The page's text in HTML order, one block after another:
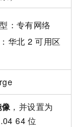
：专有网络
华北 2 可用区
，并设置为
64 位